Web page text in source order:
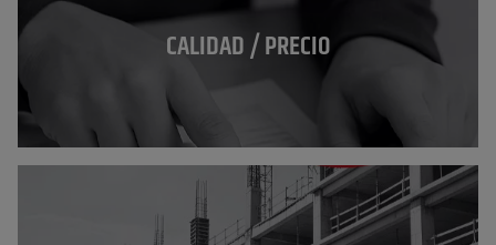
CALIDAD / PRECIO